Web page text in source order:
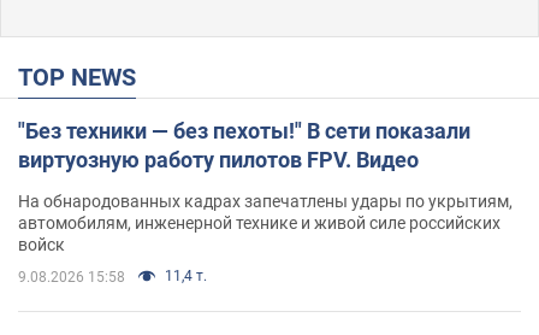
TOP NEWS
"Без техники — без пехоты!" В сети показали
виртуозную работу пилотов FPV. Видео
На обнародованных кадрах запечатлены удары по укрытиям,
автомобилям, инженерной технике и живой силе российских
войск
9.08.2026 15:58 11,4 т.